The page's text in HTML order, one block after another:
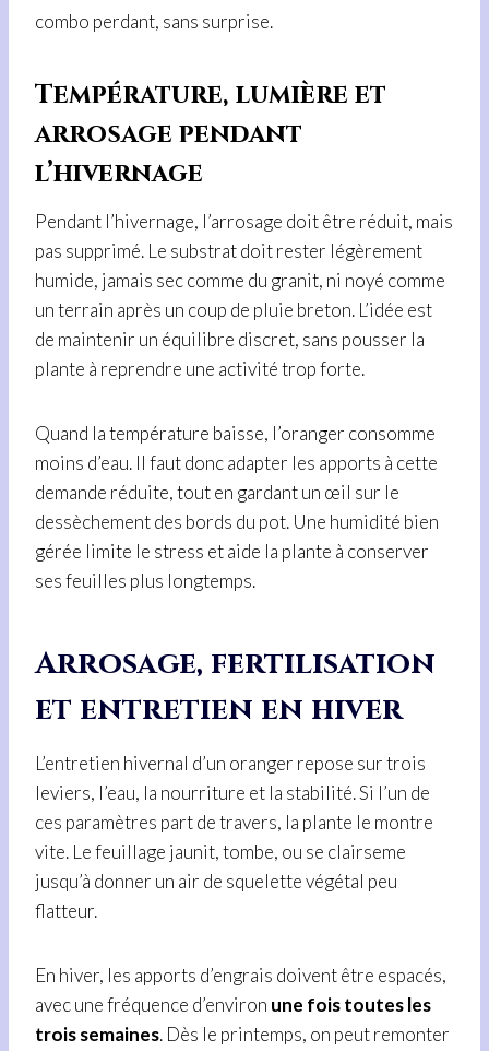
combo perdant, sans surprise.
Température, lumière et
arrosage pendant
l’hivernage
Pendant l’hivernage, l’arrosage doit être réduit, mais
pas supprimé. Le substrat doit rester légèrement
humide, jamais sec comme du granit, ni noyé comme
un terrain après un coup de pluie breton. L’idée est
de maintenir un équilibre discret, sans pousser la
plante à reprendre une activité trop forte.
Quand la température baisse, l’oranger consomme
moins d’eau. Il faut donc adapter les apports à cette
demande réduite, tout en gardant un œil sur le
dessèchement des bords du pot. Une humidité bien
gérée limite le stress et aide la plante à conserver
ses feuilles plus longtemps.
Arrosage, fertilisation
et entretien en hiver
L’entretien hivernal d’un oranger repose sur trois
leviers, l’eau, la nourriture et la stabilité. Si l’un de
ces paramètres part de travers, la plante le montre
vite. Le feuillage jaunit, tombe, ou se clairseme
jusqu’à donner un air de squelette végétal peu
flatteur.
En hiver, les apports d’engrais doivent être espacés,
avec une fréquence d’environ une fois toutes les
trois semaines. Dès le printemps, on peut remonter